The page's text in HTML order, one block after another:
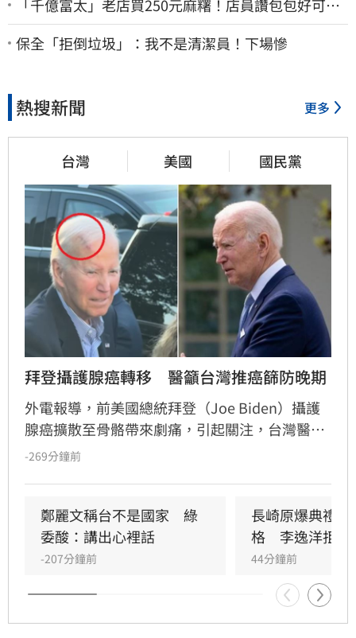
「千億富太」老店買250元麻糬！店員讚包包好可
愛 笑回：我自己做的
保全「拒倒垃圾」：我不是清潔員！下場慘
熱搜新聞 更多
台灣 美國 國民黨
拜登攝護腺癌轉移　醫籲台灣推癌篩防晚期
外電報導，前美國總統拜登（Joe Biden）攝護
腺癌擴散至骨骼帶來劇痛，引起關注，台灣醫界
指出，美國執行攝護腺癌篩，晚期發現僅佔3%
-269分鐘前
鄭麗文稱台不是國家　綠
委酸：講出心裡話
-207分鐘前
長崎原爆典禮
格　李逸洋拒出
44分鐘前